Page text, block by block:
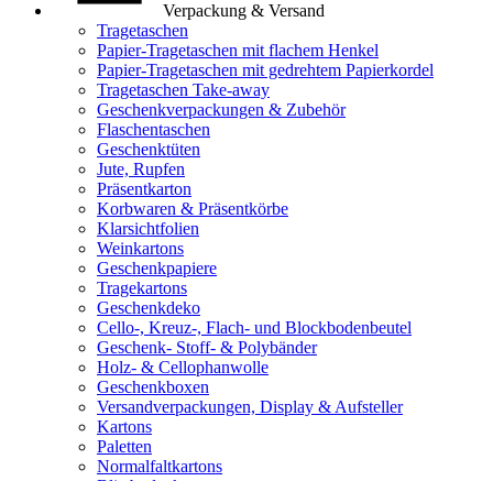
Verpackung & Versand
Tragetaschen
Papier-Tragetaschen mit flachem Henkel
Papier-Tragetaschen mit gedrehtem Papierkordel
Tragetaschen Take-away
Geschenkverpackungen & Zubehör
Flaschentaschen
Geschenktüten
Jute, Rupfen
Präsentkarton
Korbwaren & Präsentkörbe
Klarsichtfolien
Weinkartons
Geschenkpapiere
Tragekartons
Geschenkdeko
Cello-, Kreuz-, Flach- und Blockbodenbeutel
Geschenk- Stoff- & Polybänder
Holz- & Cellophanwolle
Geschenkboxen
Versandverpackungen, Display & Aufsteller
Kartons
Paletten
Normalfaltkartons